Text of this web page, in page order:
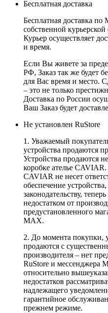
Бесплатная доставка
Бесплатная доставка по
собственной
Курьер осуществляет
и время.
Если Вы живете за
РФ, Заказ так же будет
для Вас время и место.
– это не только
Доставка по России
Ваш Заказ будет
Не установлен RuStore
1. Уважаемый
устройства продаются
Устройства продаются
коробке ателье CAVIAR.
CAVIAR не несет
обеспечение
законодательству,
недостатком от
предустановленного
MAX.
2. До момента покупки,
продаются с
производителя – нет
RuStore и мессенджера
относительно
недостатков
надлежащего
гарантийное
прежнем режиме.